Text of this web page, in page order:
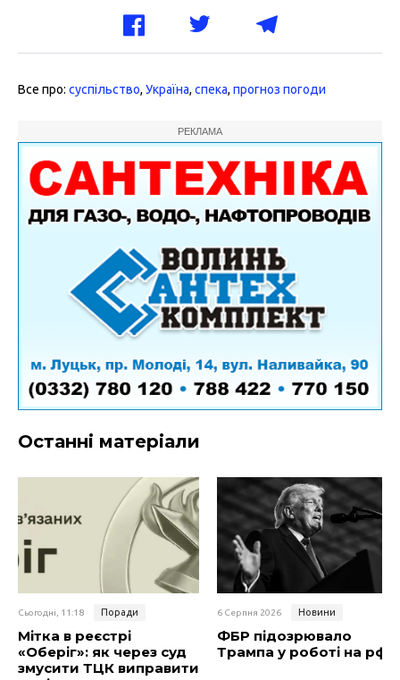
Все про: суспільство, Україна, спека, прогноз погоди
РЕКЛАМА
Останні матеріали
Сьогодні, 11:18 Поради
Мітка в реєстрі
«Оберіг»: як через суд
змусити ТЦК виправити
6 Серпня 2026 Новини
ФБР підозрювало
Трампа у роботі на рф